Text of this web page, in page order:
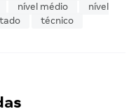
nível médio
nível
técnico